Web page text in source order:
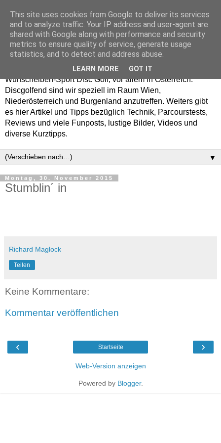
Enjoy Disc Golf and let
your Putterfly
Auf putterfly.at dreht sich alles um den Frisbee- bzw.
Wurfscheiben-Sport Disc Golf, vor allem in Österreich.
Discgolfend sind wir speziell im Raum Wien,
Niederösterreich und Burgenland anzutreffen. Weiters gibt
es hier Artikel und Tipps bezüglich Technik, Parcourstests,
Reviews und viele Funposts, lustige Bilder, Videos und
diverse Kurztipps.
▼
Montag, 30. November 2015
Stumblin´ in
Richard Maglock
Teilen
Keine Kommentare:
Kommentar veröffentlichen
‹ ›
Startseite
Web-Version anzeigen
Powered by Blogger.
This site uses cookies from Google to deliver its services
and to analyze traffic. Your IP address and user-agent are
shared with Google along with performance and security
metrics to ensure quality of service, generate usage
statistics, and to detect and address abuse.
LEARN MORE GOT IT